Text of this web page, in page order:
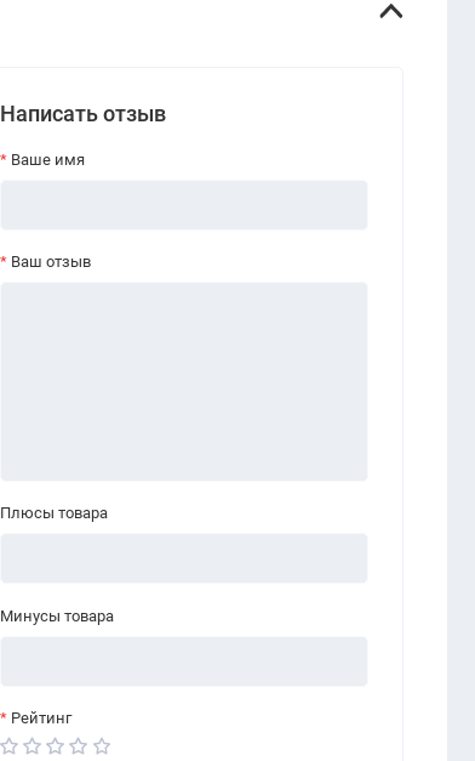
Написать отзыв
Ваше имя
Ваш отзыв
Плюсы товара
Минусы товара
Рейтинг